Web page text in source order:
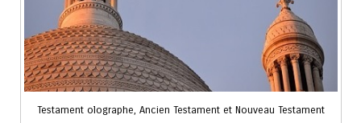
Testament olographe, Ancien Testament et Nouveau Testament